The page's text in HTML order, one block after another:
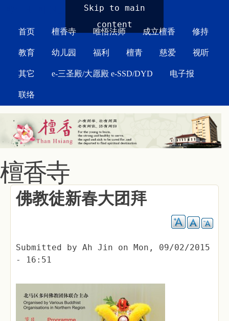
Skip to main
content
首页 檀香寺 唯悟法师 成立檀香 修持
教育 幼儿园 福利 檀青 慈爱 视听
其它 e-三圣殿/大愿殿 e-SSD/DYD 电子报
联络
檀香寺
佛教徒新春大团拜
Submitted by Ah Jin on Mon, 09/02/2015
- 16:51